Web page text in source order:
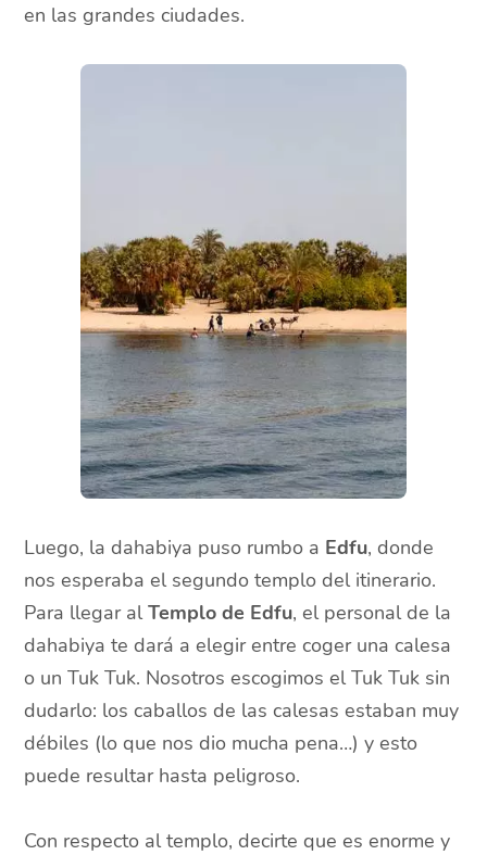
en las grandes ciudades.
Luego, la dahabiya puso rumbo a Edfu, donde
nos esperaba el segundo templo del itinerario.
Para llegar alTemplo de Edfu, el personal de la
dahabiya te dará a elegir entre coger una calesa
o un Tuk Tuk. Nosotros escogimos el Tuk Tuk sin
dudarlo: los caballos de las calesas estaban muy
débiles (lo que nos dio mucha pena…) y esto
puede resultar hasta peligroso.
Con respecto al templo, decirte que es enorme y